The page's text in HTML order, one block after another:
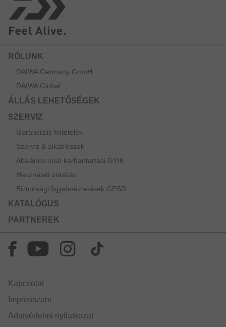
RÓLUNK
DAIWA Germany GmbH
DAIWA Global
ÁLLÁS LEHETŐSÉGEK
SZERVIZ
Garanciális feltételek
Szerviz & alkatrészek
Általános orsó karbantartási GYIK
Használati utasítás
Biztonsági figyelmeztetések GPSR
KATALÓGUS
PARTNEREK
Kapcsolat
Impresszum
Adatvédelmi nyilatkozat